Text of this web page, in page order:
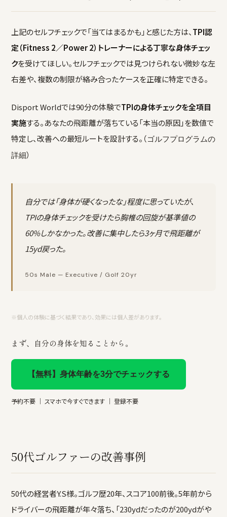
上記のセルフチェックで「当てはまるかも」と感じた方は、 TPI認
定（Fitness 2／Power 2）トレーナーによる丁寧な身体チェッ
クを受けてほしい。セルフチェックでは見つけられない微妙な左
右差や、複数の制限が絡み合ったケースを正確に特定できる。
Disport Worldでは90分の体験でTPIの身体チェックを全項目
実施する。あなたの飛距離が落ちている「本当の原因」を数値で
特定し、改善への最短ルートを設計する。（ゴルフプログラムの
詳細）
自分では「身体が硬くなったな」程度に思っていたが、
TPIの身体チェックを受けたら胸椎の回旋が基準値の
60%しかなかった。改善に集中したら3ヶ月で飛距離が
15yd戻った。
50s Male — Executive / Golf 20yr
※個人の体験に基づく結果であり、効果には個人差があります。
まず、自分の身体を知ることから。
【無料】身体年齢を3分でチェックする
予約不要 ｜ スマホで今すぐできます ｜ 登録不要
50代ゴルファーの改善事例
50代の経営者Y.S様。ゴルフ歴20年、スコア100前後。5年前から
ドライバーの飛距離が年々落ち、「230ydだったのが200ydがや